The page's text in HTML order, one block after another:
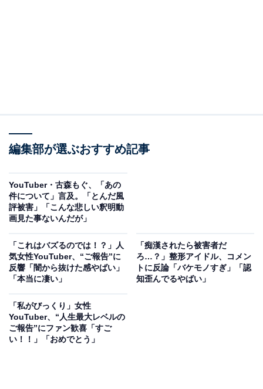
編集部が選ぶおすすめ記事
YouTuber・古森もぐ、「あの
件について」言及。「とんだ風
評被害」「こんな悲しい釈明動
画見た事ないんだが」
「これはバズるのでは！？」人
気女性YouTuber、“ご報告”に
反響「闇から抜けた感やばい」
「本当に凄い」
「痴漢されたら被害者だ
ろ…？」整形アイドル、コメン
トに反論「バケモノすぎ」「認
知歪んでるやばい」
「私がびっくり」女性
YouTuber、“人生最大レベルの
ご報告”にファン歓喜「すご
い！！」「おめでとう」